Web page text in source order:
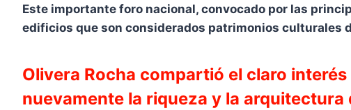
Este importante foro nacional, convocado por las
edificios que son considerados patrimonios culturales
Olivera Rocha compartió el claro
nuevamente la riqueza y la